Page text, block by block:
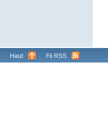
Haut Fil RSS